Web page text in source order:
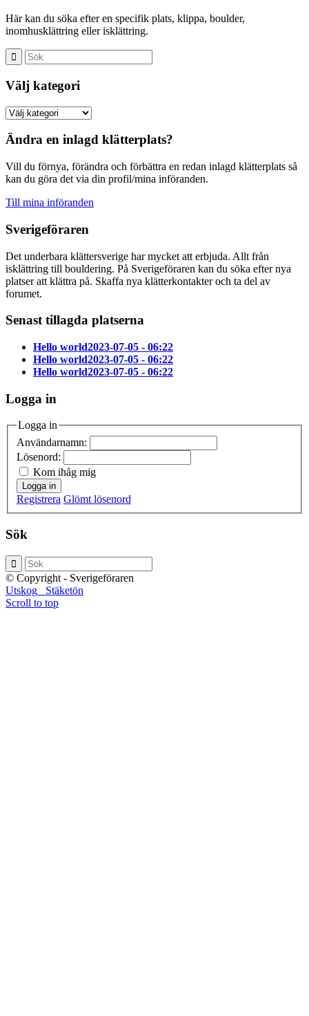
Här kan du söka efter en specifik plats, klippa, boulder,
inomhusklättring eller isklättring.
Välj kategori
Ändra en inlagd klätterplats?
Vill du förnya, förändra och förbättra en redan inlagd klätterplats så
kan du göra det via din profil/mina införanden.
Till mina införanden
Sverigeföraren
Det underbara klättersverige har mycket att erbjuda. Allt från
isklättring till bouldering. På Sverigeföraren kan du söka efter nya
platser att klättra på. Skaffa nya klätterkontakter och ta del av
forumet.
Senast tillagda platserna
Hello world2023-07-05 - 06:22
Hello world2023-07-05 - 06:22
Hello world2023-07-05 - 06:22
Logga in
Logga in
Användarnamn:
Lösenord:
Kom ihåg mig
Logga in
Registrera Glömt lösenord
Sök
© Copyright - Sverigeföraren
Utskog
Stäketön
Scroll to top